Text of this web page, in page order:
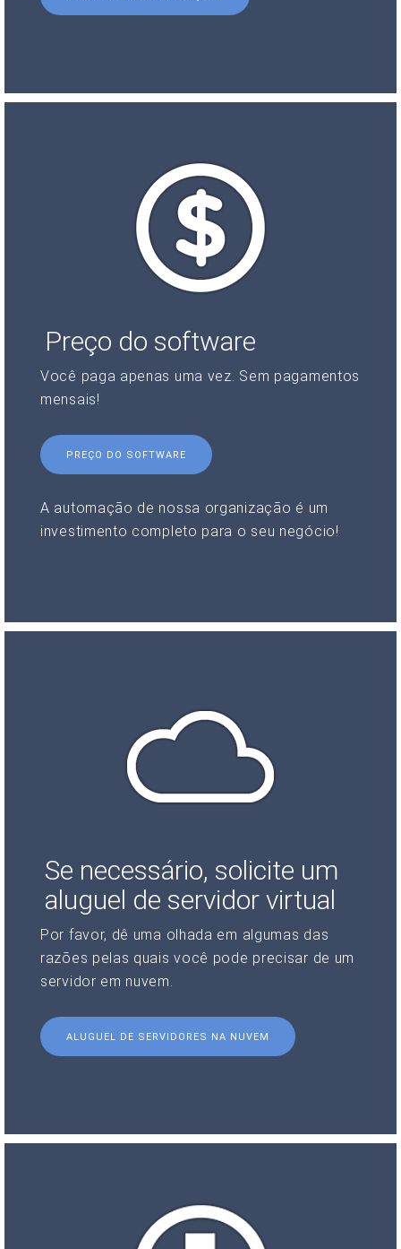
Preço do software
Você paga apenas uma vez. Sem pagamentos
mensais!
PREÇO DO SOFTWARE
A automação de nossa organização é um
investimento completo para o seu negócio!
Se necessário, solicite um
aluguel de servidor virtual
Por favor, dê uma olhada em algumas das
razões pelas quais você pode precisar de um
servidor em nuvem.
ALUGUEL DE SERVIDORES NA NUVEM